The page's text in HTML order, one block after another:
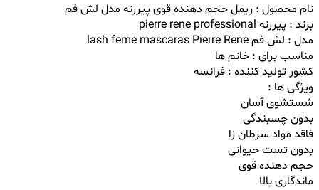
نام محصول : ریمل حجم دهنده قوی پیررنه مدل لش فم
برند : پیررنه pierre rene professional
مدل : لش فم lash feme mascaras Pierre Rene
مناسب برای : خانم ها
کشور تولید کننده : فرانسه
ویژگی ها :
شستشوی آسان
بدون چسبندگی
فاقد مواد سرطان زا
بدون تست حیوانی
حجم دهنده قوی
ماندگاری بالا